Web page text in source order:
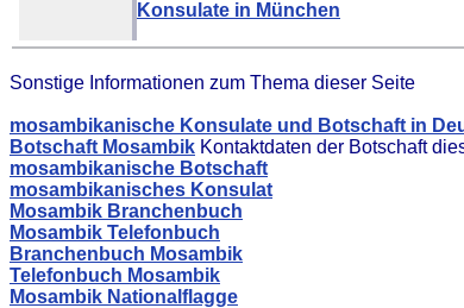
Konsulate in München
Sonstige Informationen zum Thema dieser Seite
mosambikanische Konsulate und Botschaft in
Botschaft Mosambik Kontaktdaten der Botschaft
mosambikanische Botschaft
mosambikanisches Konsulat
Mosambik Branchenbuch
Mosambik Telefonbuch
Branchenbuch Mosambik
Telefonbuch Mosambik
Mosambik Nationalflagge